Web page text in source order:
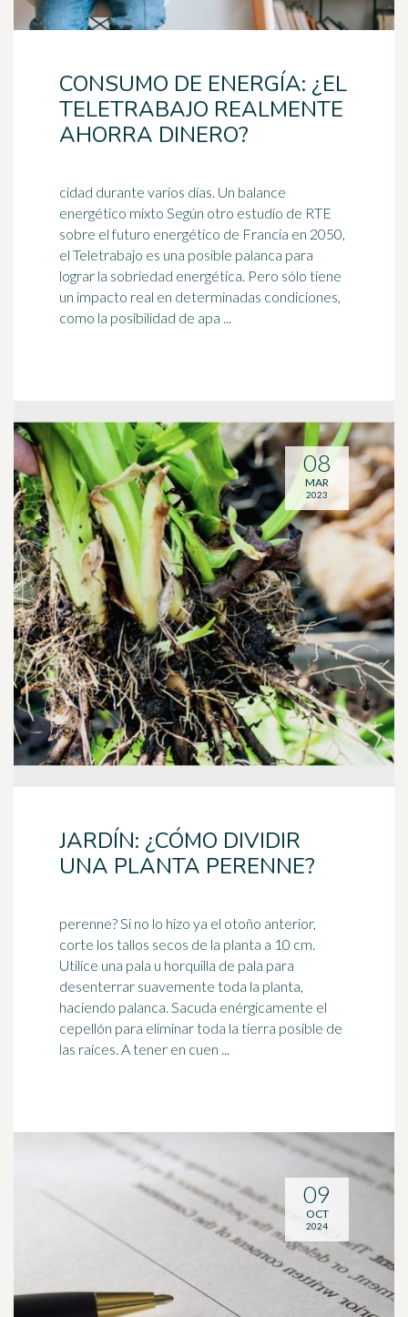
CONSUMO DE ENERGÍA: ¿EL
TELETRABAJO REALMENTE
AHORRA DINERO?
cidad durante varios días. Un balance
energético mixto Según otro estudio de RTE
sobre el futuro energético de Francia en 2050,
el Teletrabajo es una posible palanca para
lograr la sobriedad energética. Pero sólo tiene
un impacto real en determinadas condiciones,
como la posibilidad de apa ...
JARDÍN: ¿CÓMO DIVIDIR
UNA PLANTA PERENNE?
perenne? Si no lo hizo ya el otoño anterior,
corte los tallos secos de la planta a 10 cm.
Utilice una pala u horquilla de pala para
desenterrar suavemente toda la planta,
haciendo palanca. Sacuda enérgicamente el
cepellón para eliminar toda la tierra posible de
las raíces. A tener en cuen ...
08
MAR
2023
09
OCT
2024